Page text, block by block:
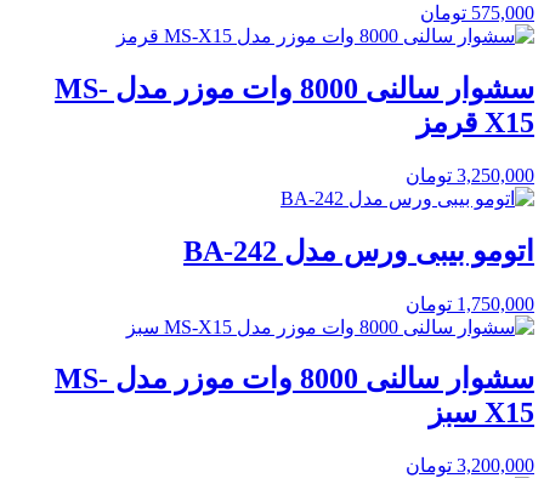
575,000 تومان
سشوار سالنی 8000 وات موزر مدل MS-
X15 قرمز
3,250,000 تومان
اتومو بیبی ورس مدل BA-242
1,750,000 تومان
سشوار سالنی 8000 وات موزر مدل MS-
X15 سبز
3,200,000 تومان